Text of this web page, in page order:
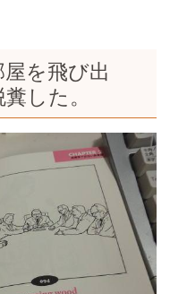
を飛び出
した。